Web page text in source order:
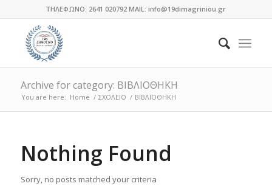
ΤΗΛΕΦΩΝΟ: 2641 020792 MAIL: info@19dimagriniou.gr
Archive for category: ΒΙΒΛΙΟΘΗΚΗ
You are here: Home / ΣΧΟΛΕΙΟ / ΒΙΒΛΙΟΘΗΚΗ
Nothing Found
Sorry, no posts matched your criteria